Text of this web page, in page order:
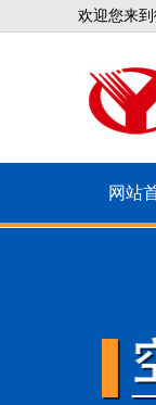
欢迎您来
网站